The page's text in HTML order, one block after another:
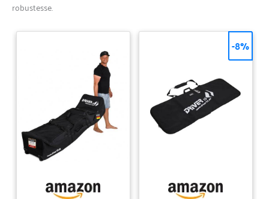
robustesse.
-8%